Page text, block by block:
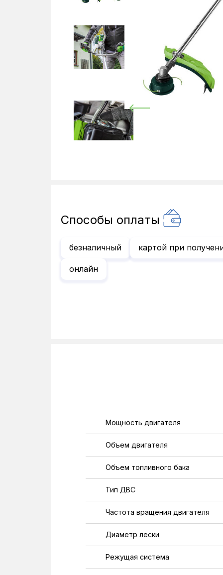
Способы оплаты
безналичный картой при
онлайн
Мощность двигателя
Объем двигателя
Объем топливного бака
Тип ДВС
Частота вращения двигателя
Диаметр лески
Режущая система